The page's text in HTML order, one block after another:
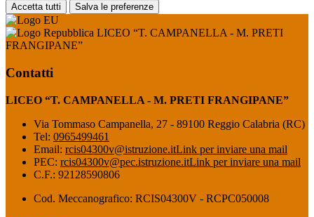
Accetta tutti Salva le preferenze
LICEO “T. CAMPANELLA - M. PRETI
FRANGIPANE”
Contatti
LICEO “T. CAMPANELLA - M. PRETI FRANGIPANE”
Via Tommaso Campanella, 27 - 89100 Reggio Calabria (RC)
Tel: 0965499461
Email: rcis04300v@istruzione.itLink per inviare una mail
PEC: rcis04300v@pec.istruzione.itLink per inviare una mail
C.F.: 92128590806
Cod. Meccanografico: RCIS04300V - RCPC050008